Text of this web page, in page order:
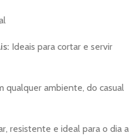
Ideais para cortar e servir
qualquer ambiente, do casual
resistente e ideal para o dia a